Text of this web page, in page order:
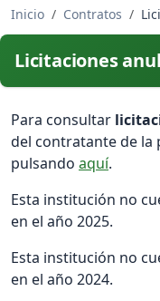
Inicio Contratos
Licitaciones
Para consultar
del contratante de
pulsando aquí.
Esta institución no
en el año 2025.
Esta institución no
en el año 2024.